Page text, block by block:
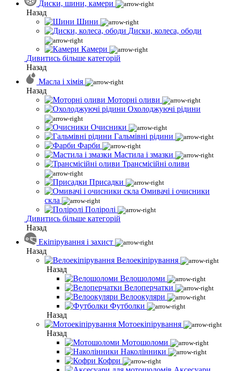
Диски, шини, камери
Назад
Шини
Диски, колеса, ободи
Камери
Дивитись більше категорій
Назад
Масла і хімія
Назад
Моторні оливи
Охолоджуючі рідини
Очисники
Гальмівні рідини
Фарби
Мастила і змазки
Трансмісійні оливи
Присадки
Омивачі і очисники
скла
Поліролі
Дивитись більше категорій
Назад
Екіпірування і захист
Назад
Велоекіпірування
Назад
Велошоломи
Велоперчатки
Велоокуляри
Футболки
Назад
Мотоекіпірування
Назад
Мотошоломи
Наколінники
Кофри